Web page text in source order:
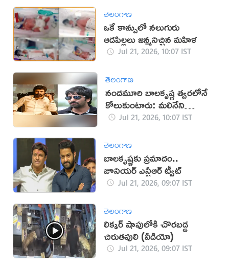
తెలంగాణ
ఒకే కాన్పులో నలుగురు
ఆడపిల్లలు జన్మనిచ్చిన మహిళ
Jul 21, 2026, 10:07 IST
తెలంగాణ
నందమూరి బాలకృష్ణ త్వరలోనే
కోలుకుంటారు: మలినేని
గోపిచంద్
Jul 21, 2026, 10:07 IST
తెలంగాణ
బాలకృష్ణకు ప్రమాదం..
జూనియర్ ఎన్టీఆర్ ట్వీట్
Jul 21, 2026, 09:07 IST
తెలంగాణ
లిక్కర్ షాపులోకి చొరబడ్డ
చిరుతపులి (వీడియో)
Jul 21, 2026, 09:07 IST